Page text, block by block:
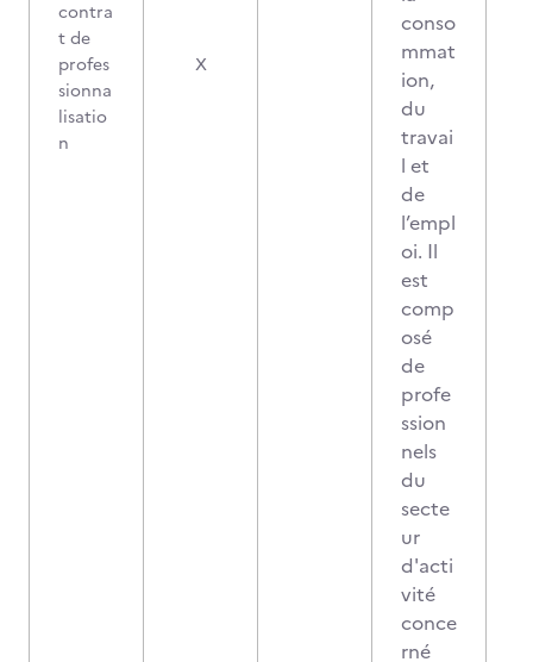
contra
t de
profes
sionna
lisatio
n
X
conso
mmat
ion,
du
travai
l et
de
l’empl
oi. Il
est
comp
osé
de
profe
ssion
nels
du
secte
ur
d'acti
vité
conce
rné